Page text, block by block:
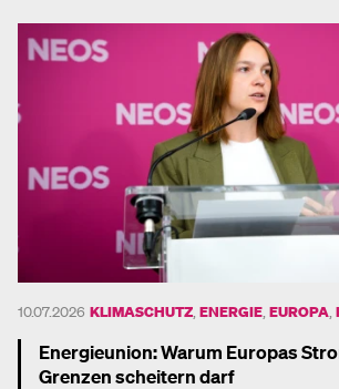
10.07.2026 KLIMASCHUTZ ENERGIE EUROPA
Energieunion: Warum Europas
Grenzen scheitern darf